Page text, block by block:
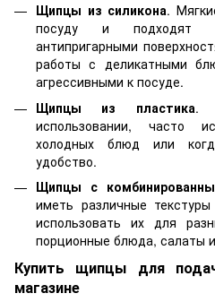
Щипцы из силикона.
посуду и подходят
антипригарными
работы с деликатными
агрессивными к посуде.
Щипцы из пластика.
использовании, часто
холодных блюд или
удобство.
Щипцы с
иметь различные
использовать их для
порционные блюда, салаты
Купить щипцы для
магазине